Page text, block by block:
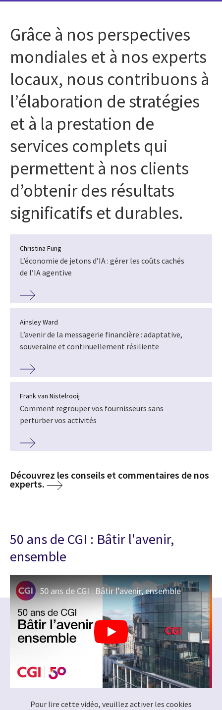
Grâce à nos perspectives
mondiales et à nos experts
locaux, nous contribuons à
l’élaboration de stratégies
et à la prestation de
services complets qui
permettent à nos clients
d’obtenir des résultats
significatifs et durables.
Christina Fung
L’économie de jetons d’IA : gérer les coûts cachés
de l’IA agentive
Ainsley Ward
L’avenir de la messagerie financière : adaptative,
souveraine et continuellement résiliente
Frank van Nistelrooij
Comment regrouper vos fournisseurs sans
perturber vos activités
Découvrez les conseils et commentaires de nos
experts.
50 ans de CGI : Bâtir l'avenir,
ensemble
50 ans de CGI : Bâtir l’avenir, ensemble
Pour lire cette vidéo, veuillez activer les cookies